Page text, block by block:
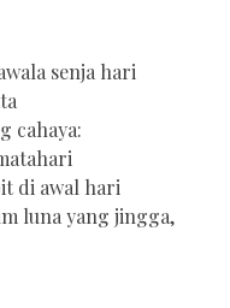
senja hari
cahaya:
di awal hari
luna yang jingga,